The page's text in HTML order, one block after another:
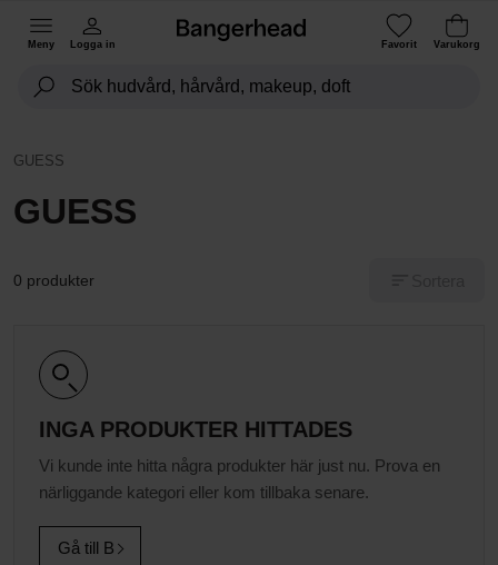
Meny Logga in Favorit Varukorg
GUESS
GUESS
0 produkter
INGA PRODUKTER HITTADES
Vi kunde inte hitta några produkter här just nu. Prova en
närliggande kategori eller kom tillbaka senare.
Gå till B